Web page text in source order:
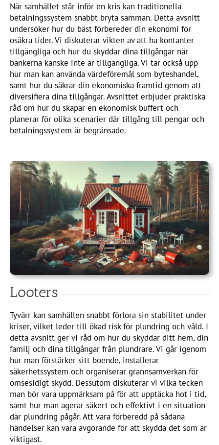
När samhället står inför en kris kan traditionella
betalningssystem snabbt bryta samman. Detta avsnitt
undersöker hur du bäst förbereder din ekonomi för
osäkra tider. Vi diskuterar vikten av att ha kontanter
tillgängliga och hur du skyddar dina tillgångar när
bankerna kanske inte är tillgängliga. Vi tar också upp
hur man kan använda värdeföremål som byteshandel,
samt hur du säkrar din ekonomiska framtid genom att
diversifiera dina tillgångar. Avsnittet erbjuder praktiska
råd om hur du skapar en ekonomisk buffert och
planerar för olika scenarier där tillgång till pengar och
betalningssystem är begränsade.
Looters
Tyvärr kan samhällen snabbt förlora sin stabilitet under
kriser, vilket leder till ökad risk för plundring och våld. I
detta avsnitt ger vi råd om hur du skyddar ditt hem, din
familj och dina tillgångar från plundrare. Vi går igenom
hur man förstärker sitt boende, installerar
säkerhetssystem och organiserar grannsamverkan för
ömsesidigt skydd. Dessutom diskuterar vi vilka tecken
man bör vara uppmärksam på för att upptäcka hot i tid,
samt hur man agerar säkert och effektivt i en situation
där plundring pågår. Att vara förberedd på sådana
händelser kan vara avgörande för att skydda det som är
viktigast.